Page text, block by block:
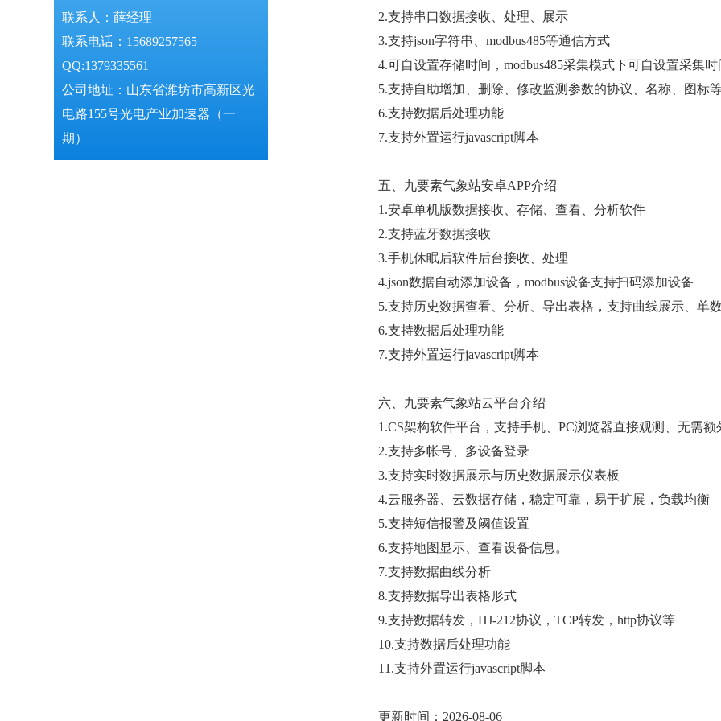
联系人：薛经理
联系电话：15689257565
QQ:1379335561
公司地址：山东省潍坊市高新区光
电路155号光电产业加速器（一
期）
2.支持串口数据接收、处理、展示
3.支持json字符串、modbus485等通信方式
4.可自设置存储时间，modbus485采集模式下可自设置采集时
5.支持自助增加、删除、修改监测参数的协议、名称、图标
6.支持数据后处理功能
7.支持外置运行javascript脚本
五、九要素气象站安卓APP介绍
1.安卓单机版数据接收、存储、查看、分析软件
2.支持蓝牙数据接收
3.手机休眠后软件后台接收、处理
4.json数据自动添加设备，modbus设备支持扫码添加设备
5.支持历史数据查看、分析、导出表格，支持曲线展示、单
6.支持数据后处理功能
7.支持外置运行javascript脚本
六、九要素气象站云平台介绍
1.CS架构软件平台，支持手机、PC浏览器直接观测、无需额
2.支持多帐号、多设备登录
3.支持实时数据展示与历史数据展示仪表板
4.云服务器、云数据存储，稳定可靠，易于扩展，负载均衡
5.支持短信报警及阈值设置
6.支持地图显示、查看设备信息。
7.支持数据曲线分析
8.支持数据导出表格形式
9.支持数据转发，HJ-212协议，TCP转发，http协议等
10.支持数据后处理功能
11.支持外置运行javascript脚本
更新时间：2026-08-06